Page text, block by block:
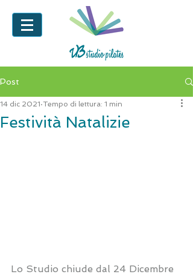
Post
Festività Natalizie
14 dic 2021 Tempo di lettura: 1 min
Lo Studio chiude dal 24 Dicembre